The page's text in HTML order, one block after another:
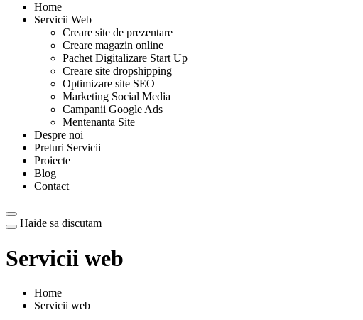
Home
Servicii Web
Creare site de prezentare
Creare magazin online
Pachet Digitalizare Start Up
Creare site dropshipping
Optimizare site SEO
Marketing Social Media
Campanii Google Ads
Mentenanta Site
Despre noi
Preturi Servicii
Proiecte
Blog
Contact
Haide sa discutam
Servicii web
Home
Servicii web